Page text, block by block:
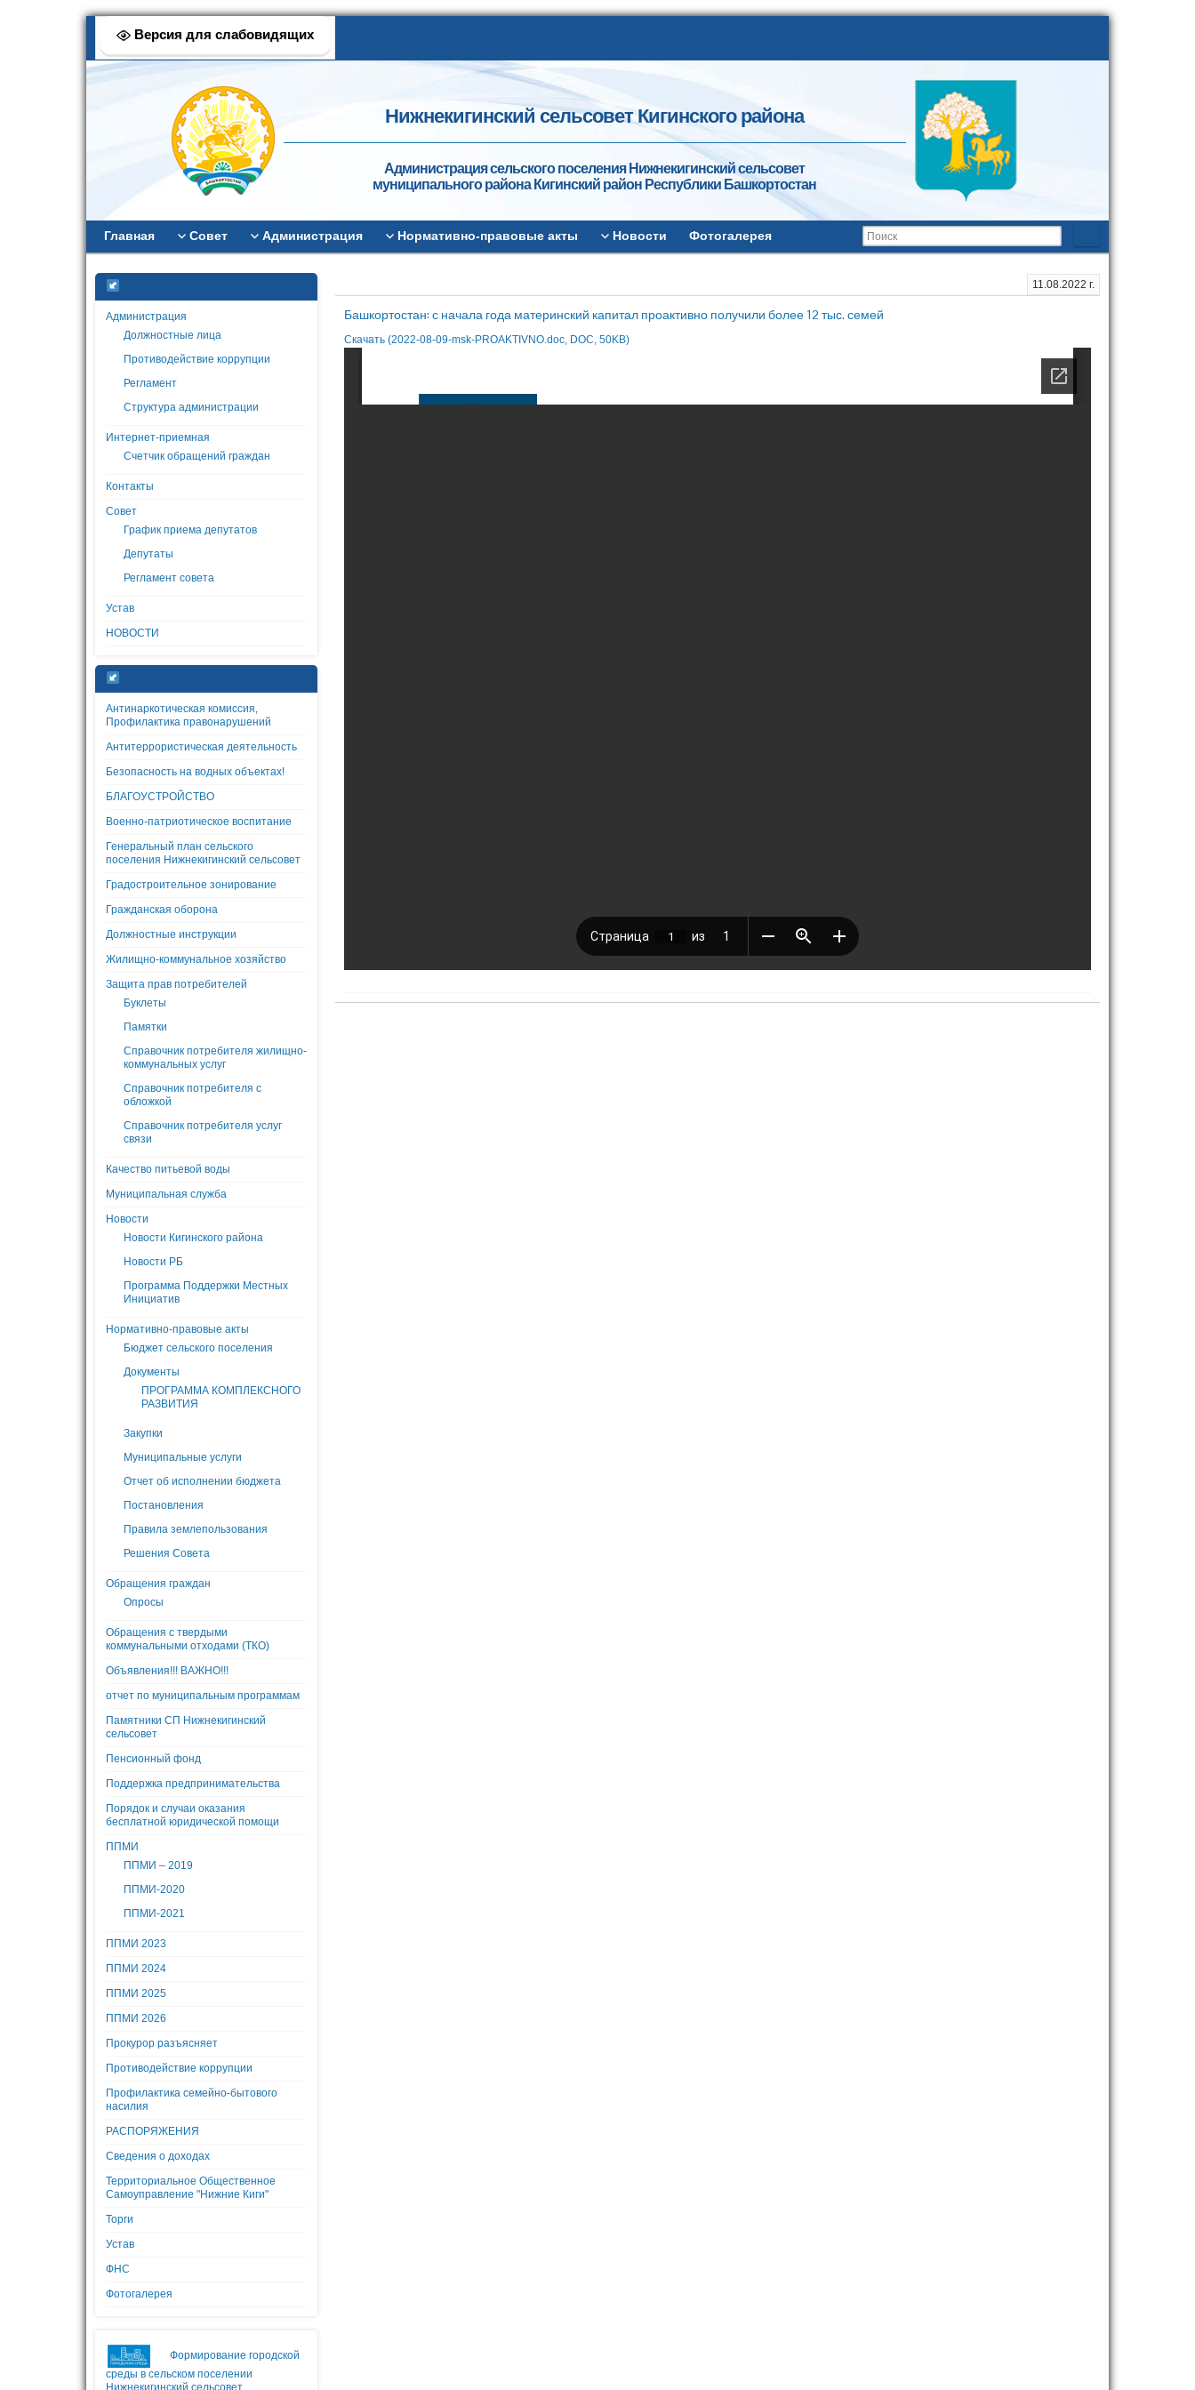
Версия для слабовидящих
Нижнекигинский сельсовет Кигинского района
Администрация сельского поселения Нижнекигинский сельсовет
муниципального района Кигинский район Республики Башкортостан
Главная Совет Администрация Нормативно-правовые акты Новости Фотогалерея
Администрация
Должностные лица
Противодействие коррупции
Регламент
Структура администрации
Интернет-приемная
Счетчик обращений граждан
Контакты
Совет
График приема депутатов
Депутаты
Регламент совета
Устав
НОВОСТИ
Антинаркотическая комиссия,
Профилактика правонарушений
Антитеррористическая деятельность
Безопасность на водных объектах!
БЛАГОУСТРОЙСТВО
Военно-патриотическое воспитание
Генеральный план сельского
поселения Нижнекигинский сельсовет
Градостроительное зонирование
Гражданская оборона
Должностные инструкции
Жилищно-коммунальное хозяйство
Защита прав потребителей
Буклеты
Памятки
Справочник потребителя жилищно-
коммунальных услуг
Справочник потребителя с
обложкой
Справочник потребителя услуг
связи
Качество питьевой воды
Муниципальная служба
Новости
Новости Кигинского района
Новости РБ
Программа Поддержки Местных
Инициатив
Нормативно-правовые акты
Бюджет сельского поселения
Документы
ПРОГРАММА КОМПЛЕКСНОГО
РАЗВИТИЯ
Закупки
Муниципальные услуги
Отчет об исполнении бюджета
Постановления
Правила землепользования
Решения Совета
Обращения граждан
Опросы
Обращения с твердыми
коммунальными отходами (ТКО)
Объявления!!! ВАЖНО!!!
отчет по муниципальным программам
Памятники СП Нижнекигинский
сельсовет
Пенсионный фонд
Поддержка предпринимательства
Порядок и случаи оказания
бесплатной юридической помощи
ППМИ
ППМИ – 2019
ППМИ-2020
ППМИ-2021
ППМИ 2023
ППМИ 2024
ППМИ 2025
ППМИ 2026
Прокурор разъясняет
Противодействие коррупции
Профилактика семейно-бытового
насилия
РАСПОРЯЖЕНИЯ
Сведения о доходах
Территориальное Общественное
Самоуправление "Нижние Киги"
Торги
Устав
ФНС
Фотогалерея
Формирование городской
среды в сельском поселении
Нижнекигинский сельсовет
11.08.2022 г.
Башкортостан: с начала года материнский капитал проактивно получили более 12 тыс. семей
Скачать (2022-08-09-msk-PROAKTIVNO.doc, DOC, 50KB)